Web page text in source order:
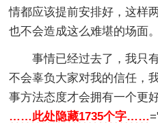
情都应该提前安排好，这样
也不会造成这么难堪的场面。
事情已经过去了，我只
不会辜负大家对我的信任，
事方法态度才会拥有一个更
……此处隐藏1735个字……